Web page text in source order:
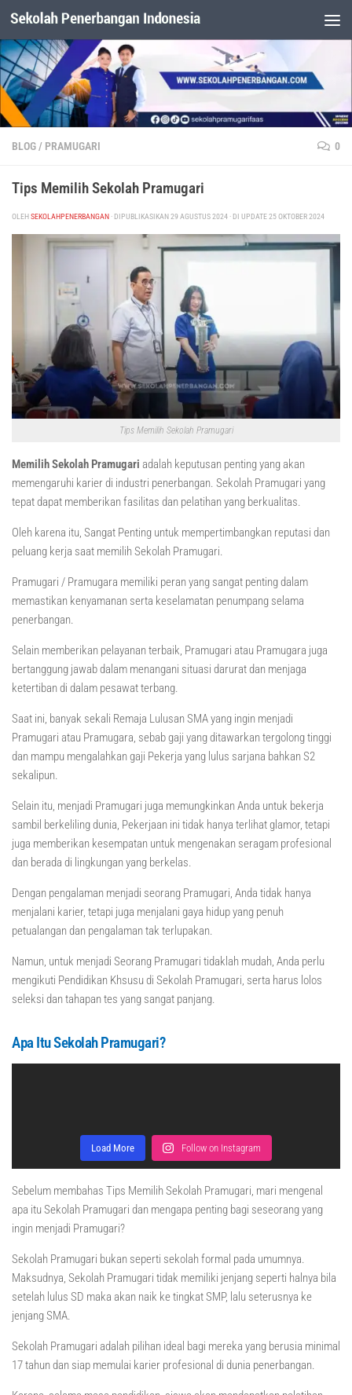
Dibawah Konten
BLOG / PRAMUGARI 0
Tips Memilih Sekolah Pramugari
OLEHSEKOLAHPENERBANGAN · DIPUBLIKASIKAN29 AGUSTUS 2024 · DI UPDATE25 OKTOBER 2024
Tips Memilih Sekolah Pramugari
Memilih Sekolah Pramugari adalah keputusan penting yang akan
memengaruhi karier di industri penerbangan. Sekolah Pramugari yang
tepat dapat memberikan fasilitas dan pelatihan yang berkualitas.
Oleh karena itu, Sangat Penting untuk mempertimbangkan reputasi dan
peluang kerja saat memilih Sekolah Pramugari.
Pramugari / Pramugara memiliki peran yang sangat penting dalam
memastikan kenyamanan serta keselamatan penumpang selama
penerbangan.
Selain memberikan pelayanan terbaik, Pramugari atau Pramugara juga
bertanggung jawab dalam menangani situasi darurat dan menjaga
ketertiban di dalam pesawat terbang.
Saat ini, banyak sekali Remaja Lulusan SMA yang ingin menjadi
Pramugari atau Pramugara, sebab gaji yang ditawarkan tergolong tinggi
dan mampu mengalahkan gaji Pekerja yang lulus sarjana bahkan S2
sekalipun.
Selain itu, menjadi Pramugari juga memungkinkan Anda untuk bekerja
sambil berkeliling dunia, Pekerjaan ini tidak hanya terlihat glamor, tetapi
juga memberikan kesempatan untuk mengenakan seragam profesional
dan berada di lingkungan yang berkelas.
Dengan pengalaman menjadi seorang Pramugari, Anda tidak hanya
menjalani karier, tetapi juga menjalani gaya hidup yang penuh
petualangan dan pengalaman tak terlupakan.
Namun, untuk menjadi Seorang Pramugari tidaklah mudah, Anda perlu
mengikuti Pendidikan Khsusu di Sekolah Pramugari, serta harus lolos
seleksi dan tahapan tes yang sangat panjang.
Apa Itu Sekolah Pramugari?
Load More Follow on Instagram
Sebelum membahas Tips Memilih Sekolah Pramugari, mari mengenal
apa itu Sekolah Pramugari dan mengapa penting bagi seseorang yang
ingin menjadi Pramugari?
Sekolah Pramugari bukan seperti sekolah formal pada umumnya.
Maksudnya, Sekolah Pramugari tidak memiliki jenjang seperti halnya bila
setelah lulus SD maka akan naik ke tingkat SMP, lalu seterusnya ke
jenjang SMA.
Sekolah Pramugari adalah pilihan ideal bagi mereka yang berusia minimal
17 tahun dan siap memulai karier profesional di dunia penerbangan.